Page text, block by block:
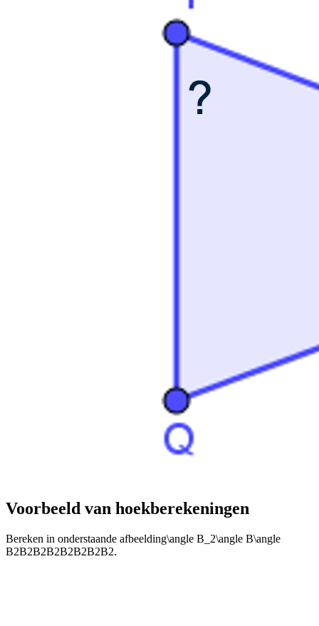
Voorbeeld van hoekberekeningen
Bereken in onderstaande afbeelding\angle B_2\angle B\angle
B2B2B2B2B2B2B2B2.